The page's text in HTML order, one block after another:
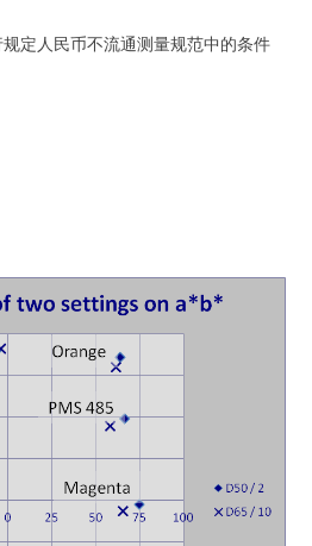
定人民币不流通测量规范中的条件